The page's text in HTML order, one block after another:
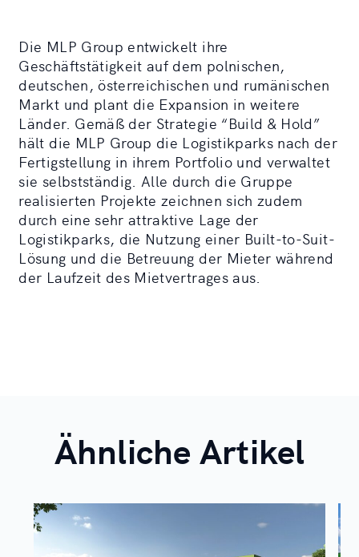
Die MLP Group entwickelt ihre
Geschäftstätigkeit auf dem polnischen,
deutschen, österreichischen und rumänischen
Markt und plant die Expansion in weitere
Länder. Gemäß der Strategie “Build & Hold”
hält die MLP Group die Logistikparks nach der
Fertigstellung in ihrem Portfolio und verwaltet
sie selbstständig. Alle durch die Gruppe
realisierten Projekte zeichnen sich zudem
durch eine sehr attraktive Lage der
Logistikparks, die Nutzung einer Built-to-Suit-
Lösung und die Betreuung der Mieter während
der Laufzeit des Mietvertrages aus.
Ähnliche Artikel